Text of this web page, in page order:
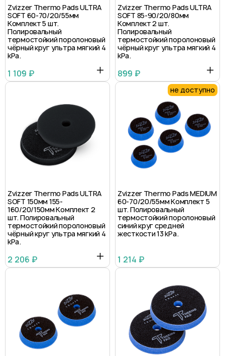
Zvizzer Thermo Pads ULTRA
SOFT 60-70/20/55мм
Комплект 5 шт.
Полировальный
термостойкий поролоновый
чёрный круг ультра мягкий 4
kPa.
1 109 ₽
Zvizzer Thermo Pads ULTRA
SOFT 85-90/20/80мм
Комплект 2 шт.
Полировальный
термостойкий поролоновый
чёрный круг ультра мягкий 4
kPa.
899 ₽
Zvizzer Thermo Pads ULTRA
SOFT 150мм 155-
160/20/150мм Комплект 2
шт. Полировальный
термостойкий поролоновый
чёрный круг ультра мягкий 4
kPa.
2 206 ₽
не доступно
Zvizzer Thermo Pads MEDIUM
60-70/20/55мм Комплект 5
шт. Полировальный
термостойкий поролоновый
синий круг средней
жесткости 13 kPa.
1 214 ₽